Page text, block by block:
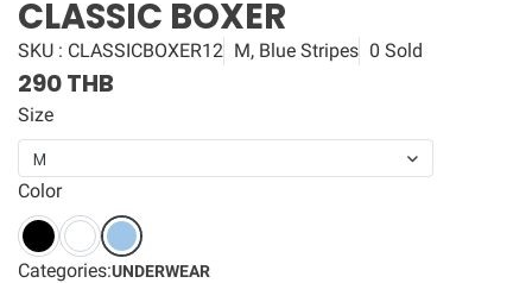
CLASSIC BOXER
SKU : CLASSICBOXER12 M, Blue Stripes 0 Sold
290 THB
Size
M
Color
Categories:UNDERWEAR